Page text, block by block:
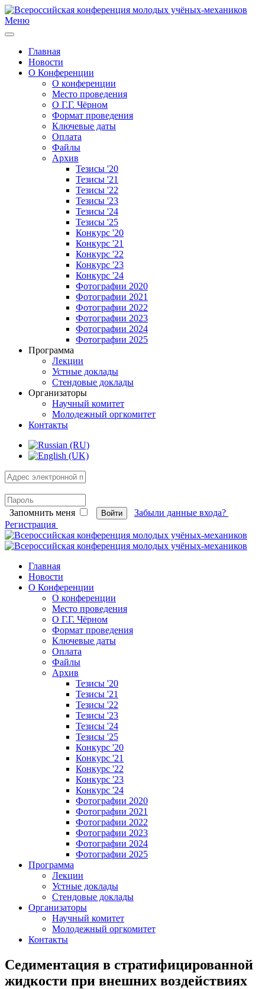
Меню
Главная
Новости
О Конференции
О конференции
Место проведения
О Г.Г. Чёрном
Формат проведения
Ключевые даты
Оплата
Файлы
Архив
Тезисы '20
Тезисы '21
Тезисы '22
Тезисы '23
Тезисы '24
Тезисы '25
Конкурс '20
Конкурс '21
Конкурс '22
Конкурс '23
Конкурс '24
Фотографии 2020
Фотографии 2021
Фотографии 2022
Фотографии 2023
Фотографии 2024
Фотографии 2025
Программа
Лекции
Устные доклады
Стендовые доклады
Организаторы
Научный комитет
Молодежный оргкомитет
Контакты
Запомнить меня Войти
Забыли данные входа?
Регистрация
Главная
Новости
О Конференции
О конференции
Место проведения
О Г.Г. Чёрном
Формат проведения
Ключевые даты
Оплата
Файлы
Архив
Тезисы '20
Тезисы '21
Тезисы '22
Тезисы '23
Тезисы '24
Тезисы '25
Конкурс '20
Конкурс '21
Конкурс '22
Конкурс '23
Конкурс '24
Фотографии 2020
Фотографии 2021
Фотографии 2022
Фотографии 2023
Фотографии 2024
Фотографии 2025
Программа
Лекции
Устные доклады
Стендовые доклады
Организаторы
Научный комитет
Молодежный оргкомитет
Контакты
Седиментация в стратифицированной
жидкости при внешних воздействиях